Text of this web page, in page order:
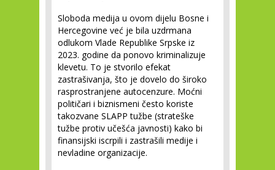
Sloboda medija u ovom dijelu Bosne i
Hercegovine već je bila uzdrmana
odlukom Vlade Republike Srpske iz
2023. godine da ponovo kriminalizuje
klevetu. To je stvorilo efekat
zastrašivanja, što je dovelo do široko
rasprostranjene autocenzure. Moćni
političari i biznismeni često koriste
takozvane SLAPP tužbe (strateške
tužbe protiv učešća javnosti) kako bi
finansijski iscrpili i zastrašili medije i
nevladine organizacije.